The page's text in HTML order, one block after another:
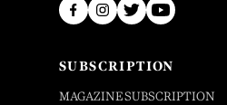
SUBSCRIPTION
MAGAZINE SUBSCRIPTION